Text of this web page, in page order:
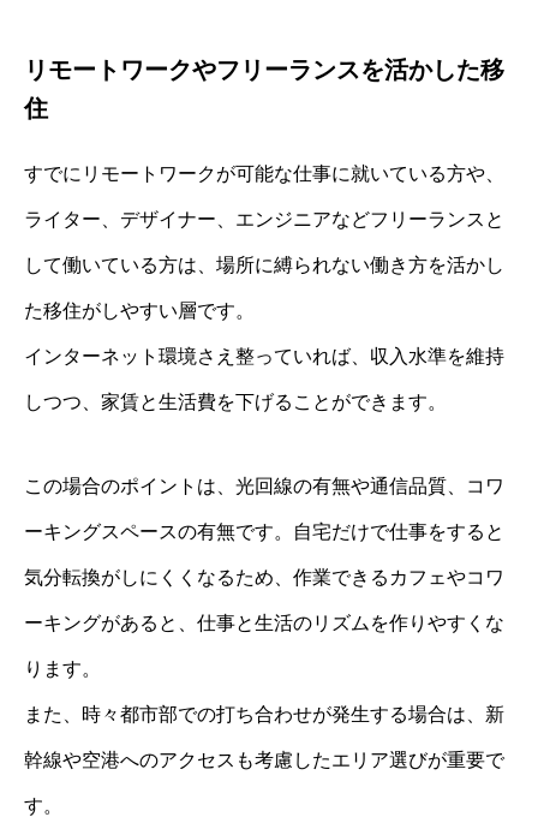
リモートワークやフリーランスを活かした移
住
すでにリモートワークが可能な仕事に就いている方や、
ライター、デザイナー、エンジニアなどフリーランスと
して働いている方は、場所に縛られない働き方を活かし
た移住がしやすい層です。
インターネット環境さえ整っていれば、収入水準を維持
しつつ、家賃と生活費を下げることができます。
この場合のポイントは、光回線の有無や通信品質、コワ
ーキングスペースの有無です。自宅だけで仕事をすると
気分転換がしにくくなるため、作業できるカフェやコワ
ーキングがあると、仕事と生活のリズムを作りやすくな
ります。
また、時々都市部での打ち合わせが発生する場合は、新
幹線や空港へのアクセスも考慮したエリア選びが重要で
す。